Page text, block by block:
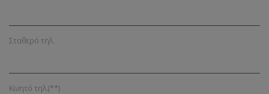
Σταθερό τηλ.
Κινητό τηλ.(**)